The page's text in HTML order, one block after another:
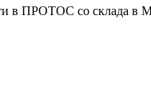
в ПРОТОС со склада в